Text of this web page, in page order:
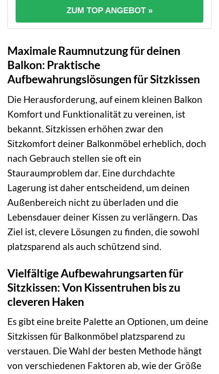
ZUM TOP ANGEBOT »
Maximale Raumnutzung für deinen
Balkon: Praktische
Aufbewahrungslösungen für Sitzkissen
Die Herausforderung, auf einem kleinen Balkon
Komfort und Funktionalität zu vereinen, ist
bekannt. Sitzkissen erhöhen zwar den
Sitzkomfort deiner Balkonmöbel erheblich, doch
nach Gebrauch stellen sie oft ein
Stauraumproblem dar. Eine durchdachte
Lagerung ist daher entscheidend, um deinen
Außenbereich nicht zu überladen und die
Lebensdauer deiner Kissen zu verlängern. Das
Ziel ist, clevere Lösungen zu finden, die sowohl
platzsparend als auch schützend sind.
Vielfältige Aufbewahrungsarten für
Sitzkissen: Von Kissentruhen bis zu
cleveren Haken
Es gibt eine breite Palette an Optionen, um deine
Sitzkissen für Balkonmöbel platzsparend zu
verstauen. Die Wahl der besten Methode hängt
von verschiedenen Faktoren ab, wie der Größe